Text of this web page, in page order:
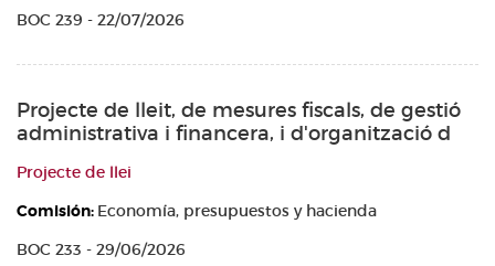
BOC 239 - 22/07/2026
Projecte de lleit, de mesures fiscals, de gestió
administrativa i financera, i d'organització d
Projecte de llei
Comisión: Economía, presupuestos y hacienda
BOC 233 - 29/06/2026